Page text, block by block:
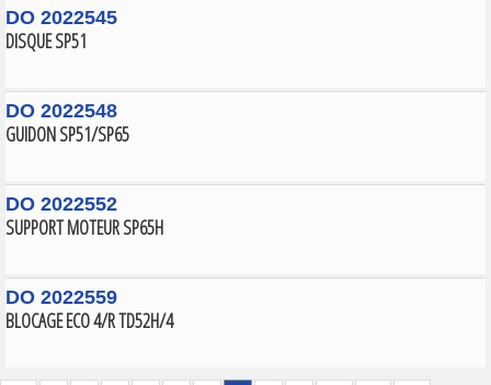
DO 2022545
DISQUE SP51
DO 2022548
GUIDON SP51/SP65
DO 2022552
SUPPORT MOTEUR SP65H
DO 2022559
BLOCAGE ECO 4/R TD52H/4